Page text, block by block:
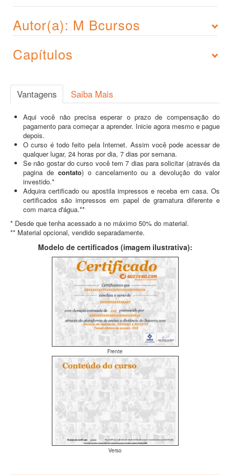
Autor(a): M Bcursos
Capítulos
Vantagens Saiba Mais
Aqui você não precisa esperar o prazo de compensação do
pagamento para começar a aprender. Inicie agora mesmo e pague
depois.
O curso é todo feito pela Internet. Assim você pode acessar de
qualquer lugar, 24 horas por dia, 7 dias por semana.
Se não gostar do curso você tem 7 dias para solicitar (através da
pagina de contato) o cancelamento ou a devolução do valor
investido.*
Adquira certificado ou apostila impressos e receba em casa. Os
certificados são impressos em papel de gramatura diferente e
com marca d'água.**
* Desde que tenha acessado a no máximo 50% do material.
** Material opcional, vendido separadamente.
Modelo de certificados (imagem ilustrativa):
Frente
Verso